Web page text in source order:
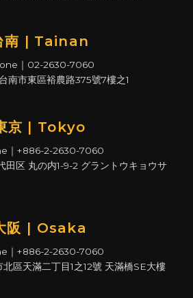
南 | Tainan
｜02-2630-7060
南市東區裕農路375號7樓之1
京 | Tokyo
｜+886-2-2630-7060
田区 丸の内1-9-2 グラントウキョウサ
阪 | Osaka
｜+886-2-2630-7060
區天滿二丁目1之12號 天滿橋SE大樓